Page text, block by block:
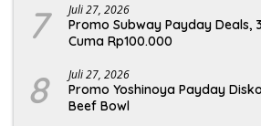
7 Juli 27, 2026
Promo Subway Payday Deals,
Cuma Rp100.000
8 Juli 27, 2026
Promo Yoshinoya Payday
Beef Bowl